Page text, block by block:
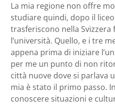
La mia regione non offre
studiare quindi, dopo il
trasferiscono nella Svizzera
l’università. Quello, e i tre
appena prima di iniziare
per me un punto di non
città nuove dove si parlava
mia è stato il primo passo.
conoscere situazioni e